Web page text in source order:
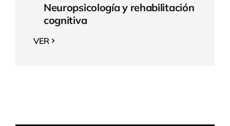
Neuropsicología y rehabilitación
cognitiva
VER